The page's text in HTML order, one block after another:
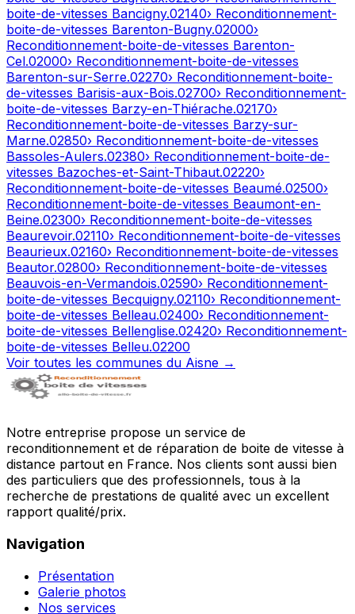
boite-de-vitesses Bancigny.02140› Reconditionnement-
boite-de-vitesses Barenton-Bugny.02000›
Reconditionnement-boite-de-vitesses Barenton-
Cel.02000› Reconditionnement-boite-de-vitesses
Barenton-sur-Serre.02270› Reconditionnement-boite-
de-vitesses Barisis-aux-Bois.02700› Reconditionnement-
boite-de-vitesses Barzy-en-Thiérache.02170›
Reconditionnement-boite-de-vitesses Barzy-sur-
Marne.02850› Reconditionnement-boite-de-vitesses
Bassoles-Aulers.02380› Reconditionnement-boite-de-
vitesses Bazoches-et-Saint-Thibaut.02220›
Reconditionnement-boite-de-vitesses Beaumé.02500›
Reconditionnement-boite-de-vitesses Beaumont-en-
Beine.02300› Reconditionnement-boite-de-vitesses
Beaurevoir.02110› Reconditionnement-boite-de-vitesses
Beaurieux.02160› Reconditionnement-boite-de-vitesses
Beautor.02800› Reconditionnement-boite-de-vitesses
Beauvois-en-Vermandois.02590› Reconditionnement-
boite-de-vitesses Becquigny.02110› Reconditionnement-
boite-de-vitesses Belleau.02400› Reconditionnement-
boite-de-vitesses Bellenglise.02420› Reconditionnement-
boite-de-vitesses Belleu.02200
Voir toutes les communes du Aisne →
Notre entreprise propose un service de
reconditionnement et de réparation de boite de vitesse à
distance partout en France. Nos clients sont aussi bien
des particuliers que des professionnels, tous à la
recherche de prestations de qualité avec un excellent
rapport qualité/prix.
Navigation
Présentation
Galerie photos
Nos services